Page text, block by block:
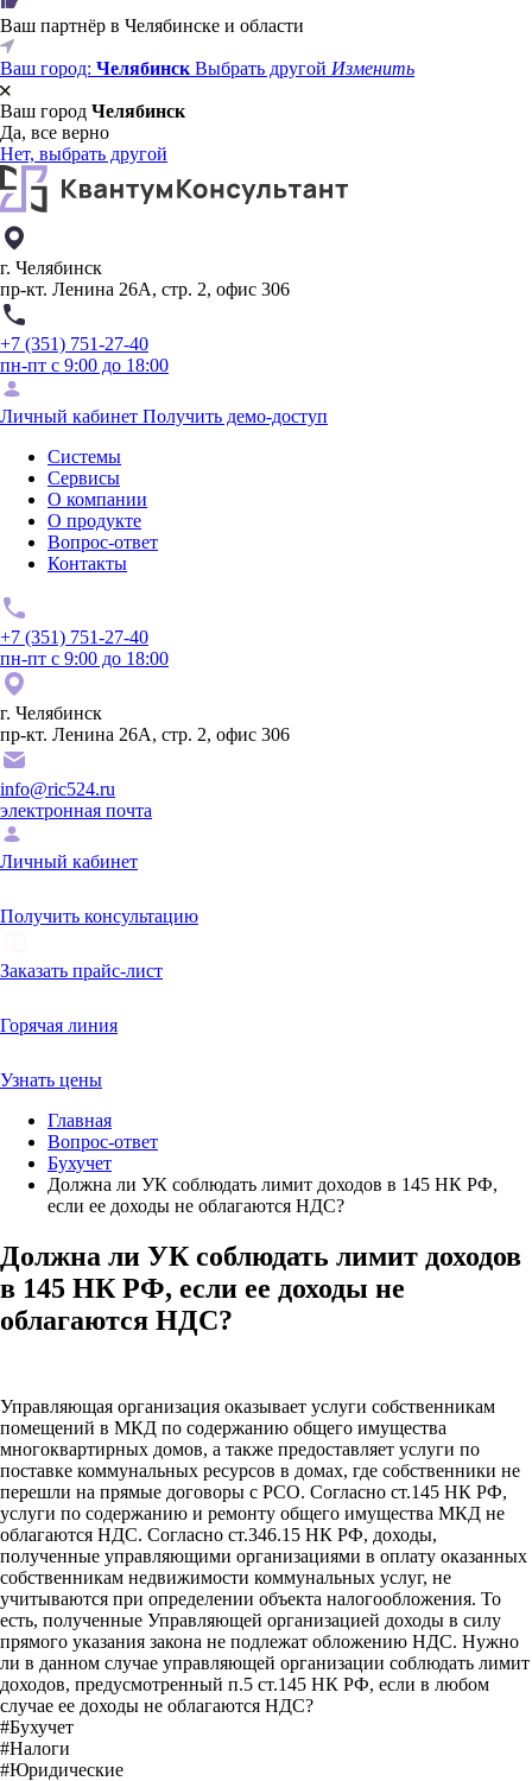
Ваш партнёр в Челябинске и области
Ваш город: Челябинск Выбрать другой Изменить
Ваш город Челябинск
Да, все верно
Нет, выбрать другой
г. Челябинск
пр-кт. Ленина 26А, стр. 2, офис 306
+7 (351) 751-27-40
пн-пт с 9:00 до 18:00
Личный кабинет Получить демо-доступ
Системы
Сервисы
О компании
О продукте
Вопрос-ответ
Контакты
+7 (351) 751-27-40
пн-пт с 9:00 до 18:00
г. Челябинск
пр-кт. Ленина 26А, стр. 2, офис 306
info@ric524.ru
электронная почта
Личный кабинет
Получить консультацию
Заказать прайс-лист
Горячая линия
Узнать цены
Главная
Вопрос-ответ
Бухучет
Должна ли УК соблюдать лимит доходов в 145 НК РФ,
если ее доходы не облагаются НДС?
Должна ли УК соблюдать лимит доходов
в 145 НК РФ, если ее доходы не
облагаются НДС?
Управляющая организация оказывает услуги собственникам
помещений в МКД по содержанию общего имущества
многоквартирных домов, а также предоставляет услуги по
поставке коммунальных ресурсов в домах, где собственники не
перешли на прямые договоры с РСО. Согласно ст.145 НК РФ,
услуги по содержанию и ремонту общего имущества МКД не
облагаются НДС. Согласно ст.346.15 НК РФ, доходы,
полученные управляющими организациями в оплату оказанных
собственникам недвижимости коммунальных услуг, не
учитываются при определении объекта налогообложения. То
есть, полученные Управляющей организацией доходы в силу
прямого указания закона не подлежат обложению НДС. Нужно
ли в данном случае управляющей организации соблюдать лимит
доходов, предусмотренный п.5 ст.145 НК РФ, если в любом
случае ее доходы не облагаются НДС?
#Бухучет
#Налоги
#Юридические